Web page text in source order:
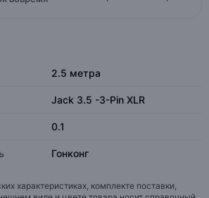
2.5 метра
Jack 3.5 -3-Pin XLR
0.1
Гонконг
характеристиках, комплекте поставки,